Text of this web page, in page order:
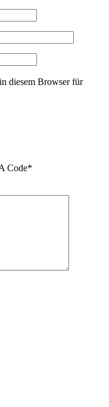
diesem Browser für
Code*